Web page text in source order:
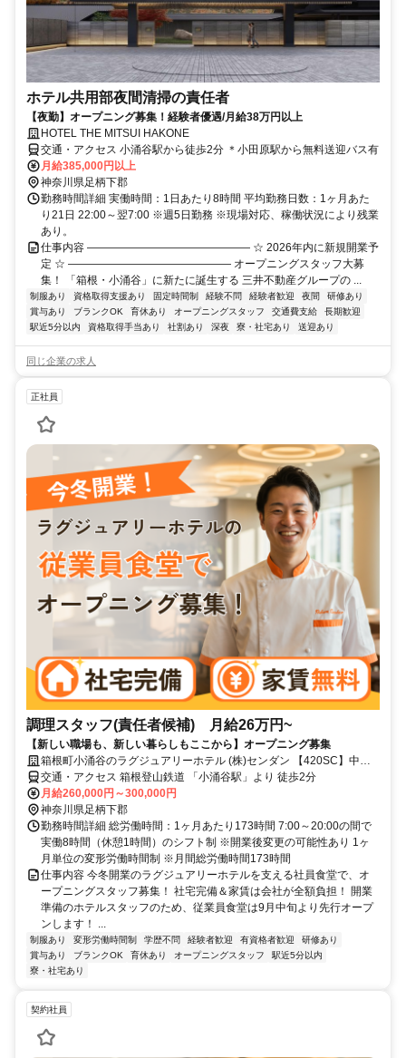
ホテル共用部夜間清掃の責任者
【夜勤】オープニング募集！経験者優遇/月給38万円以上
HOTEL THE MITSUI HAKONE
交通・アクセス 小涌谷駅から徒歩2分 ＊小田原駅から無料送迎バス有
月給385,000円以上
神奈川県足柄下郡
勤務時間詳細 実働時間：1日あたり8時間 平均勤務日数：1ヶ月あた
り21日 22:00～翌7:00 ※週5日勤務 ※現場対応、稼働状況により残業
あり。
仕事内容 ――――――――――――――― ☆ 2026年内に新規開業予
定 ☆ ――――――――――――――― オープニングスタッフ大募
集！ 「箱根・小涌谷」に新たに誕生する 三井不動産グループの ...
制服あり 資格取得支援あり 固定時間制 経験不問 経験者歓迎 夜間
研修あり
賞与あり
ブランクOK 育休あり オープニングスタッフ 交通費支給
長期歓迎
駅近5分以内
資格取得手当あり 社割あり 深夜 寮・社宅あり 送迎あり
同じ企業の求人
正社員
調理スタッフ(責任者候補) 月給26万円~
【新しい職場も、新しい暮らしもここから】オープニング募集
箱根町小涌谷のラグジュアリーホテル (株)センダン 【420SC】中途
採用窓口
交通・アクセス 箱根登山鉄道 「小涌谷駅」より 徒歩2分
月給260,000円～300,000円
神奈川県足柄下郡
勤務時間詳細 総労働時間：1ヶ月あたり173時間 7:00～20:00の間で
実働8時間（休憩1時間）のシフト制 ※開業後変更の可能性あり 1ヶ
月単位の変形労働時間制 ※月間総労働時間173時間
仕事内容 今冬開業のラグジュアリーホテルを支える社員食堂で、オ
ープニングスタッフ募集！ 社宅完備＆家賃は会社が全額負担！ 開業
準備のホテルスタッフのため、従業員食堂は9月中旬より先行オープ
ンします！ ...
制服あり 変形労働時間制 学歴不問 経験者歓迎 有資格者歓迎
研修あり
賞与あり
ブランクOK 育休あり オープニングスタッフ
駅近5分以内
寮・社宅あり
契約社員